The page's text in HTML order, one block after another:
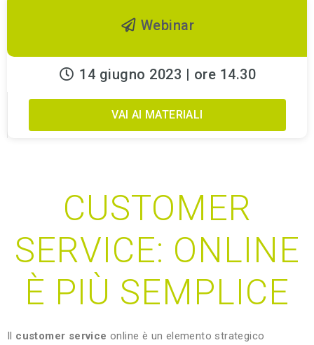
Webinar
14 giugno 2023 | ore 14.30
VAI AI MATERIALI
CUSTOMER
SERVICE: ONLINE
È PIÙ SEMPLICE
Il customer service online è un elemento strategico